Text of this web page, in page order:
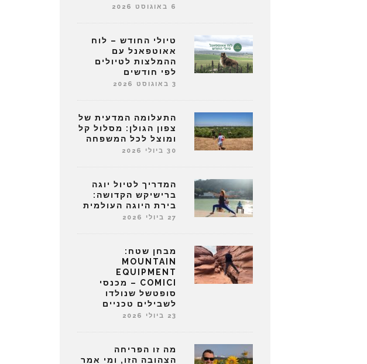
6 באוגוסט 2026
טיולי החודש – לוח
אאוטפאנל עם
ההמלצות לטיולים
לפי חודשים
3 באוגוסט 2026
התעלומה המדעית של
צפון הגולן: מסלול קל
ומוצל לכל המשפחה
30 ביולי 2026
המדריך לטיול יוגה
ברישיקש הקדושה:
בירת היוגה העולמית
27 ביולי 2026
מבחן שטח:
MOUNTAIN
EQUIPMENT
COMICI – מכנסי
סופטשל שנולדו
לשבילים טכניים
23 ביולי 2026
מה זו הפריחה
הצהובה הזו, ומי אמר